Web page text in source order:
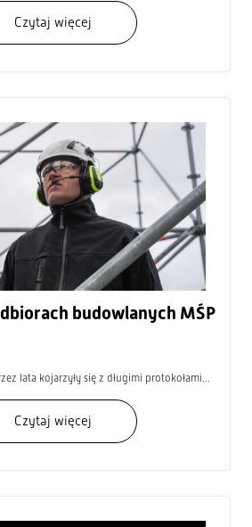
Czytaj więcej
budowlanych MŚP
lata kojarzyły się z długimi protokołami...
Czytaj więcej